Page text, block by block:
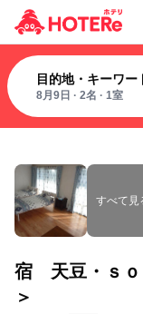
目的地・キーワー
8月9日 · 2名 · 1室
すべて見
宿 天豆・ｓｏ
＞